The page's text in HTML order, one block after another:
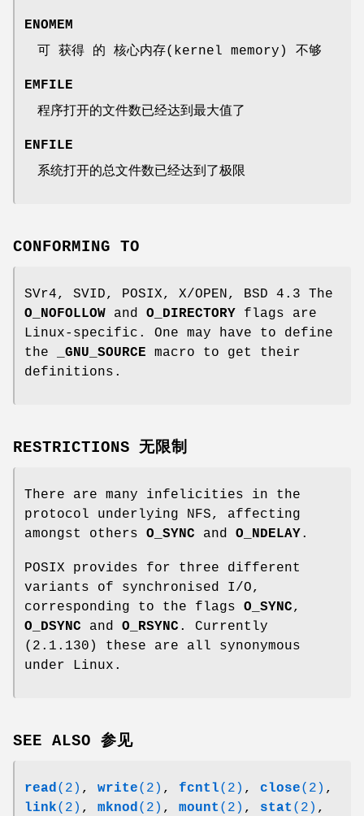
ENOMEM
可 获得 的 核心内存(kernel memory) 不够
EMFILE
程序打开的文件数已经达到最大值了
ENFILE
系统打开的总文件数已经达到了极限
CONFORMING TO
SVr4, SVID, POSIX, X/OPEN, BSD 4.3 The
O_NOFOLLOW and O_DIRECTORY flags are
Linux-specific. One may have to define
the
_GNU_SOURCE macro to get their
definitions.
RESTRICTIONS 无限制
There are many infelicities in the
protocol underlying NFS, affecting
amongst others O_SYNC and O_NDELAY.
POSIX provides for three different
variants of synchronised I/O,
corresponding to the flags O_SYNC,
O_DSYNC and O_RSYNC . Currently
(2.1.130) these are all synonymous
under Linux.
SEE ALSO 参见
read (2) , write(2) , fcntl(2) , close(2) ,
link(2) , mknod (2) , mount (2) , stat (2) ,